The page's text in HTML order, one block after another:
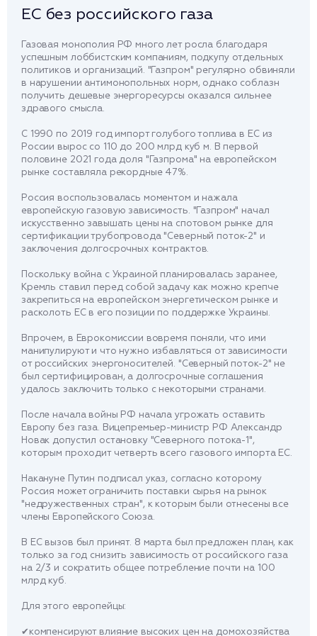
ЕС без российского газа
Газовая монополия РФ много лет росла благодаря
успешным лоббистским компаниям, подкупу отдельных
политиков и организаций. "Газпром" регулярно обвиняли
в нарушении антимонопольных норм, однако соблазн
получить дешевые энергоресурсы оказался сильнее
здравого смысла.
С 1990 по 2019 год импорт голубого топлива в ЕС из
России вырос со 110 до 200 млрд куб м. В первой
половине 2021 года доля "Газпрома" на европейском
рынке составляла рекордные 47%.
Россия воспользовалась моментом и нажала
европейскую газовую зависимость. "Газпром" начал
искусственно завышать цены на спотовом рынке для
сертификации трубопровода "Северный поток-2" и
заключения долгосрочных контрактов.
Поскольку война с Украиной планировалась заранее,
Кремль ставил перед собой задачу как можно крепче
закрепиться на европейском энергетическом рынке и
расколоть ЕС в его позиции по поддержке Украины.
Впрочем, в Еврокомиссии вовремя поняли, что ими
манипулируют и что нужно избавляться от зависимости
от российских энергоносителей. "Северный поток-2" не
был сертифицирован, а долгосрочные соглашения
удалось заключить только с некоторыми странами.
После начала войны РФ начала угрожать оставить
Европу без газа. Вицепремьер-министр РФ Александр
Новак допустил остановку "Северного потока-1",
которым проходит четверть всего газового импорта ЕС.
Накануне Путин подписал указ, согласно которому
Россия может ограничить поставки сырья на рынок
"недружественных стран", к которым были отнесены все
члены Европейского Союза.
В ЕС вызов был принят. 8 марта был предложен план, как
только за год снизить зависимость от российского газа
на 2/3 и сократить общее потребление почти на 100
млрд куб.
Для этого европейцы:
✔компенсируют влияние высоких цен на домохозяйства